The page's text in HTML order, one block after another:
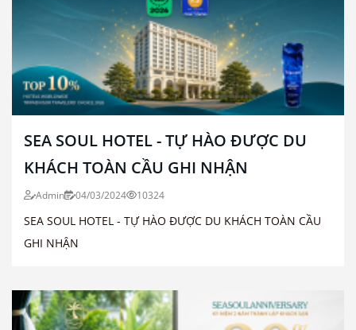
SEA SOUL HOTEL - TỰ HÀO ĐƯỢC DU
KHÁCH TOÀN CẦU GHI NHẬN
Admin 04/03/2024 10324
SEA SOUL HOTEL - TỰ HÀO ĐƯỢC DU KHÁCH TOÀN CẦU
GHI NHẬN